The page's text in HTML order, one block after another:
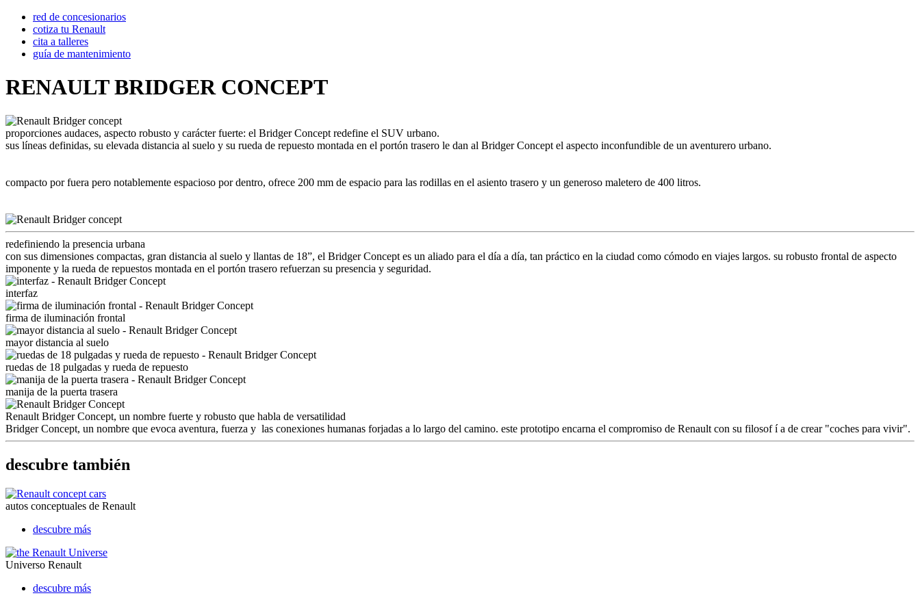
red de concesionarios
cotiza tu Renault
cita a talleres
guía de mantenimiento
RENAULT BRIDGER CONCEPT
proporciones audaces, aspecto robusto y carácter fuerte: el Bridger Concept redefine el SUV urbano.
sus líneas definidas, su elevada distancia al suelo y su rueda de repuesto montada en el portón trasero le dan al Bridger Concept el aspecto inconfundible de un aventurero urbano.
compacto por fuera pero notablemente espacioso por dentro, ofrece 200 mm de espacio para las rodillas en el asiento trasero y un generoso maletero de 400 litros.
redefiniendo la presencia urbana
con sus dimensiones compactas, gran distancia al suelo y llantas de 18”, el Bridger Concept es un aliado para el día a día, tan práctico en la ciudad como cómodo en viajes largos. su robusto frontal de aspecto
imponente y la rueda de repuestos montada en el portón trasero refuerzan su presencia y seguridad.
interfaz
firma de iluminación frontal
mayor distancia al suelo
ruedas de 18 pulgadas y rueda de repuesto
manija de la puerta trasera
Renault Bridger Concept, un nombre fuerte y robusto que habla de versatilidad
Bridger Concept, un nombre que evoca aventura, fuerza y ​​ las conexiones humanas forjadas a lo largo del camino. este prototipo encarna el compromiso de Renault con su filosof í a de crear "coches para vivir".
descubre también
autos conceptuales de Renault
descubre más
Universo Renault
descubre más